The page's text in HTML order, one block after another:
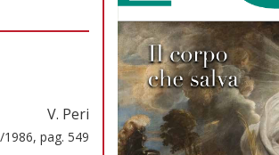
V. Peri
pag. 549